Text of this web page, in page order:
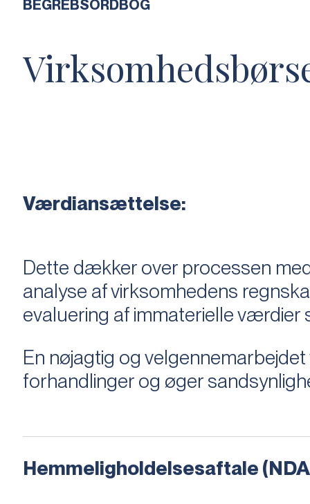
BEGREBSORDBOG
Værdiansættelse:
Dette dækker over processen
analyse af virksomhedens
evaluering af immaterielle
En nøjagtig og
forhandlinger og øger
Hemmeligholdelsesaftale